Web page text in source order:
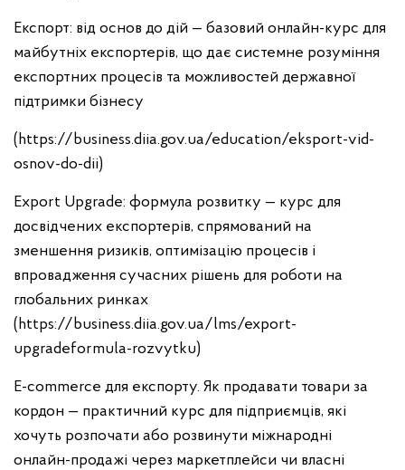
Експорт: від основ до дій — базовий онлайн-курс для
майбутніх експортерів, що дає системне розуміння
експортних процесів та можливостей державної
підтримки бізнесу
(https://business.diia.gov.ua/education/eksport-vid-
osnov-do-dii)
Export Upgrade: формула розвитку — курс для
досвідчених експортерів, спрямований на
зменшення ризиків, оптимізацію процесів і
впровадження сучасних рішень для роботи на
глобальних ринках
(https://business.diia.gov.ua/lms/export-
upgradeformula-rozvytku)
E-commerce для експорту. Як продавати товари за
кордон — практичний курс для підприємців, які
хочуть розпочати або розвинути міжнародні
онлайн-продажі через маркетплейси чи власні